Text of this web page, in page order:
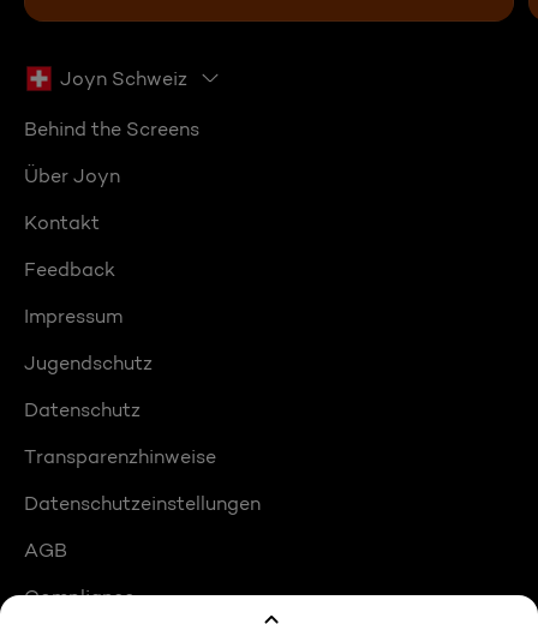
Joyn Schweiz
Behind the Screens
Über Joyn
Kontakt
Feedback
Impressum
Jugendschutz
Datenschutz
Transparenzhinweise
Datenschutzeinstellungen
AGB
Compliance